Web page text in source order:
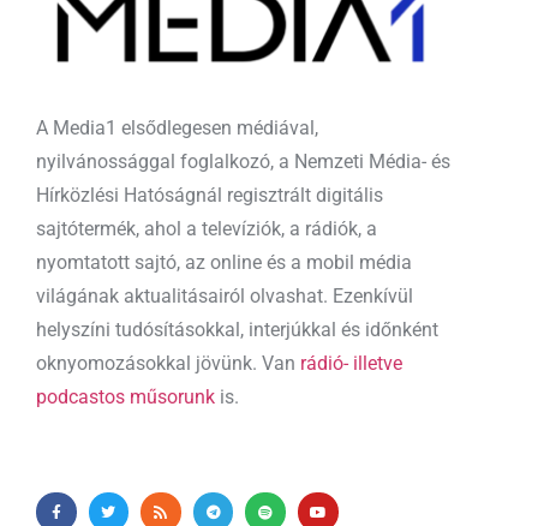
A Media1 elsődlegesen médiával,
nyilvánossággal foglalkozó, a Nemzeti Média- és
Hírközlési Hatóságnál regisztrált digitális
sajtótermék, ahol a televíziók, a rádiók, a
nyomtatott sajtó, az online és a mobil média
világának aktualitásairól olvashat. Ezenkívül
helyszíni tudósításokkal, interjúkkal és időnként
oknyomozásokkal jövünk. Van rádió- illetve
podcastos műsorunk is.